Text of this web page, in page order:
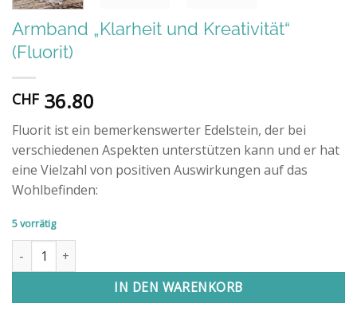
Armband „Klarheit und Kreativität“
(Fluorit)
CHF 36.80
Fluorit ist ein bemerkenswerter Edelstein, der bei
verschiedenen Aspekten unterstützen kann und er hat
eine Vielzahl von positiven Auswirkungen auf das
Wohlbefinden:
5 vorrätig
Armband "Klarheit und Kreativität" (Fluorit) Menge
IN DEN WARENKORB